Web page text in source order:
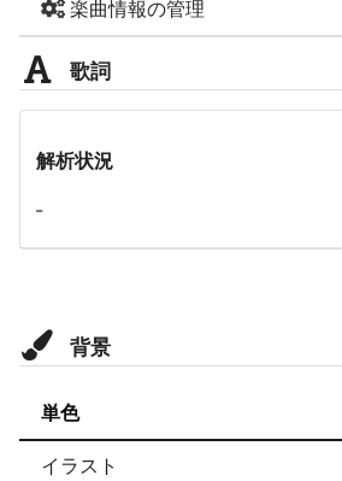
楽曲情報の管理
歌詞
解析状況
-
背景
単色
イラスト